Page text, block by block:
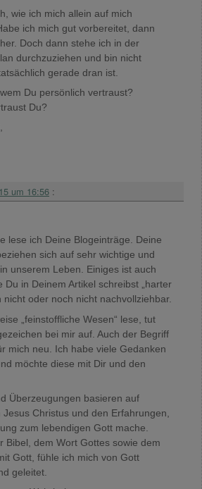
wie ich mich allein auf mich
ich mich gut vorbereitet, dann
Doch dann stehe ich in der
durchzuziehen und bin nicht
gerade dran ist.
Du persönlich vertraust?
Du?
um 16:56 :
lese ich Deine Blogeinträge. Deine
sich auf sehr wichtige und
unserem Leben. Einiges ist auch
Du in Deinem Artikel schreibst „harter
nicht oder noch nicht nachvollziehbar.
„feinstoffliche Wesen“ lese, tut
bei mir auf. Auch der Begriff
mich neu. Ich habe viele Gedanken
möchte diese mit Dir und den
Überzeugungen basieren auf
Christus und den Erfahrungen,
zum lebendigen Gott mache.
Bibel, dem Wort Gottes sowie dem
Gott, fühle ich mich von Gott
geleitet.